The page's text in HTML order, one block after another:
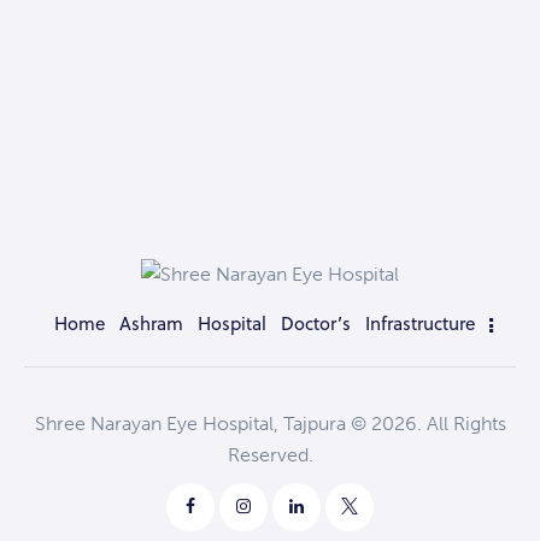
Home Ashram Hospital Doctor’s Infrastructure
Shree Narayan Eye Hospital, Tajpura © 2026. All Rights
Reserved.